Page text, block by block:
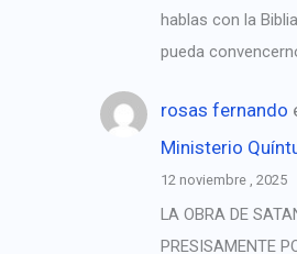
hablas con la
pueda
rosas fernando
Ministerio
12 noviembre , 2025
LA OBRA DE
PRESISAMENTE